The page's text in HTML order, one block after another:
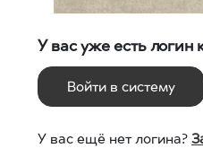
У вас уже есть логин
Войти в систему
У вас ещё нет логина?